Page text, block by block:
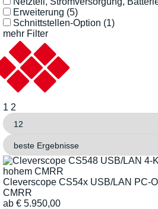
Erweiterung (5)
Schnittstellen-Option (1)
mehr Filter
1 2
Cleverscope CS54x USB/LAN PC-
CMRR
ab € 5.950,00